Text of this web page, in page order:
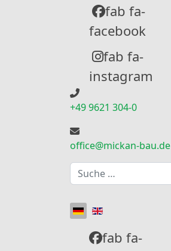
fab fa-
facebook
fab fa-
instagram
+49 9621 304-0
office@mickan-bau.de
Suchen
Sprache auswählen
fab fa-